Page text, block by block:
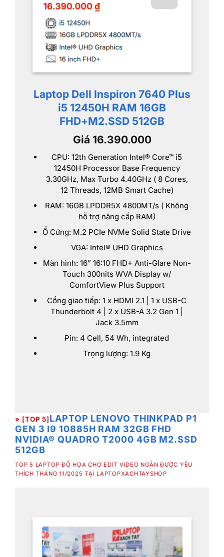
Laptop Dell Inspiron 7640 Plus
i5 12450H RAM 16GB
FHD+M2.SSD 512GB
Giá 16.390.000
CPU: 12th Generation Intel® Core™ i5
12450H Processor Base Frequency
3.30GHz, Max Turbo 4.40GHz ( 8 Cores,
12 Threads, 12MB Smart Cache)
RAM: 16GB LPDDR5X 4800MT/s ( Không
hỗ trợ nâng cấp RAM)
Ổ Cứng: M.2 PCIe NVMe Solid State Drive
VGA: Intel® UHD Graphics
Màn hình: 16” 16:10 FHD+ Anti-Glare Non-
Touch 300nits WVA Display w/
ComfortView Plus Support
Cổng giao tiếp: 1 x HDMI 2.1 | 1 x USB-C
Thunderbolt 4 | 2 x USB-A 3.2 Gen 1 |
Jack 3.5mm
Pin: 4 Cell, 54 Wh, integrated
Trọng lượng: 1.9 Kg
» [TOP 5]LAPTOP LENOVO THINKPAD P1
GEN 3 I9 10885H RAM 32GB FHD
NVIDIA® QUADRO T2000 4GB M2.SSD
512GB
TOP 5 LAPTOP ĐỒ HỌA CHO EDIT VIDEO NGẮN ĐƯỢC YÊU
THÍCH THÁNG 11/2025 TẠI LAPTOPXACHTAYSHOP